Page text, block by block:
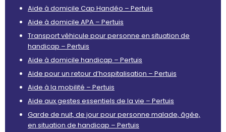
Aide à domicile Cap Handéo – Pertuis
Aide à domicile APA – Pertuis
Transport véhicule pour personne en situation de
handicap – Pertuis
Aide à domicile handicap – Pertuis
Aide pour un retour d’hospitalisation – Pertuis
Aide à la mobilité – Pertuis
Aide aux gestes essentiels de la vie – Pertuis
Garde de nuit, de jour pour personne malade, âgée,
en situation de handicap – Pertuis